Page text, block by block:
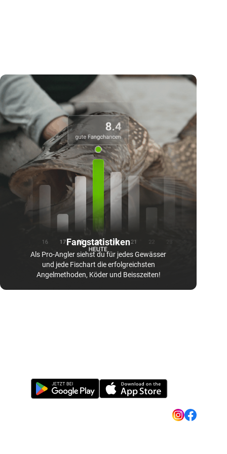
Fangstatistiken
Als Pro-Angler siehst du für jedes Gewässer
und jede Fischart die erfolgreichsten
Angelmethoden, Köder und Beisszeiten!